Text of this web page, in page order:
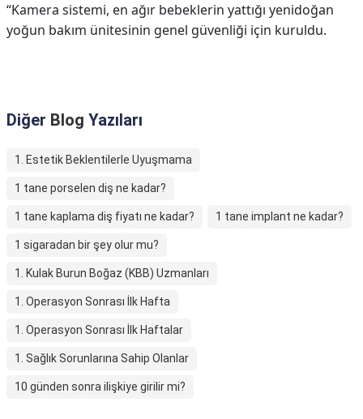
“Kamera sistemi, en ağır bebeklerin yattığı yenidoğan
yoğun bakım ünitesinin genel güvenliği için kuruldu.
Diğer Blog Yazıları
1. Estetik Beklentilerle Uyuşmama
1 tane porselen diş ne kadar?
1 tane kaplama diş fiyatı ne kadar? 1 tane implant ne kadar?
1 sigaradan bir şey olur mu?
1. Kulak Burun Boğaz (KBB) Uzmanları
1. Operasyon Sonrası İlk Hafta
1. Operasyon Sonrası İlk Haftalar
1. Sağlık Sorunlarına Sahip Olanlar
10 günden sonra ilişkiye girilir mi?